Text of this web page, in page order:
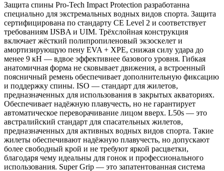
Защита спины Pro-Tech Impact Protection разработанна
специально для экстремальных водных видов спорта. Защита
сертифицирована по стандарту CE Level 2 и соответствует
требованиям IJSBA и UIM. Трёхслойная конструкция
включает жёсткий полипропиленовый экзоскелет и
амортизирующую пену EVA + XPE, снижая силу удара до
менее 9 кН — вдвое эффективнее базового уровня. Гибкая
анатомичная форма не сковывает движения, а встроенный
поясничный ремень обеспечивает дополнительную фиксацию
и поддержку спины. ISO — стандарт для жилетов,
предназначенных для использования в закрытых акваториях.
Обеспечивает надёжную плавучесть, но не гарантирует
автоматическое переворачивание лицом вверх. L50s — это
австралийский стандарт для спасательных жилетов,
предназначенных для активных водных видов спорта. Такие
жилеты обеспечивают надёжную плавучесть, но допускают
более свободный крой и не требуют яркой расцветки,
благодаря чему идеальны для гонок и профессионального
использования. Super Grip — это запатентованная система